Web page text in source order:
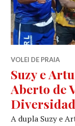
VOLEI DE PRAIA
Suzy e
Aberto de
A dupla Suzy e